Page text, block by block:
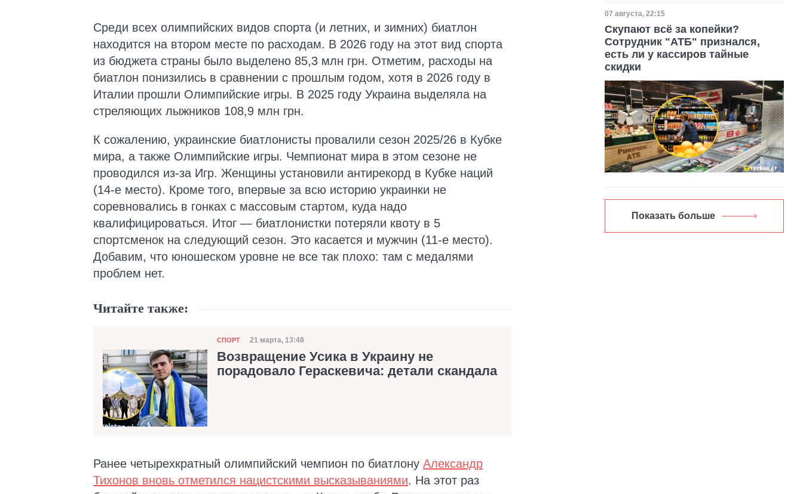
Среди всех олимпийских видов спорта (и летних, и зимних) биатлон
находится на втором месте по расходам. В 2026 году на этот вид спорта
из бюджета страны было выделено 85,3 млн грн. Отметим, расходы на
биатлон понизились в сравнении с прошлым годом, хотя в 2026 году в
Италии прошли Олимпийские игры. В 2025 году Украина выделяла на
стреляющих лыжников 108,9 млн грн.
К сожалению, украинские биатлонисты провалили сезон 2025/26 в Кубке
мира, а также Олимпийские игры. Чемпионат мира в этом сезоне не
проводился из-за Игр. Женщины установили антирекорд в Кубке наций
(14-е место). Кроме того, впервые за всю историю украинки не
соревновались в гонках с массовым стартом, куда надо
квалифицироваться. Итог — биатлонистки потеряли квоту в 5
спортсменок на следующий сезон. Это касается и мужчин (11-е место).
Добавим, что юношеском уровне не все так плохо: там с медалями
проблем нет.
Читайте также:
Категория
СПОРТ Дата публикации
21 марта, 13:48
Возвращение Усика в Украину не
порадовало Гераскевича: детали скандала
Ранее четырехкратный олимпийский чемпион по биатлону Александр
Тихонов вновь отметился нацистскими высказываниями. На этот раз
Дата публикации
07 августа, 22:15
Скупают всё за копейки?
Сотрудник "АТБ" признался,
есть ли у кассиров тайные
скидки
Показать больше